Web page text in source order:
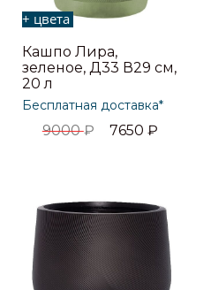
+ цвета
Кашпо Лира,
зеленое, Д33 В29 см,
20 л
Бесплатная доставка*
9000₽ 7650 ₽